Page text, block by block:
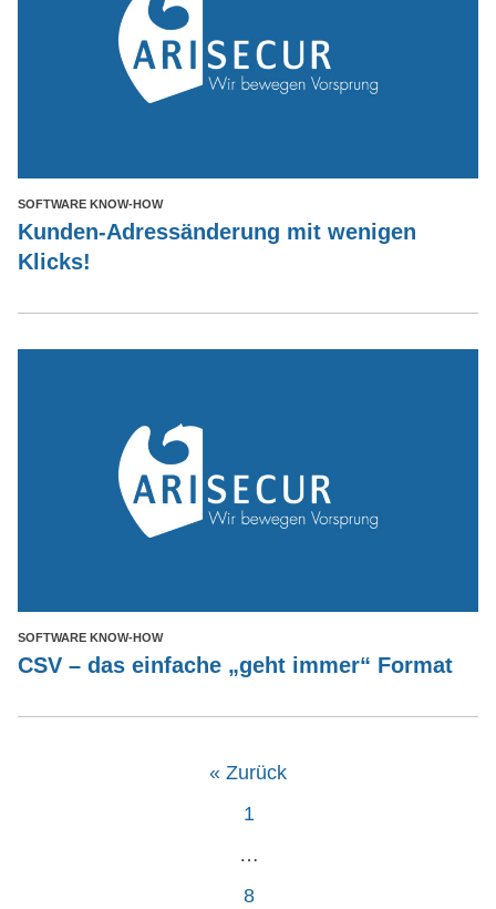
SOFTWARE KNOW-HOW
Kunden-Adressänderung mit wenigen
Klicks!
SOFTWARE KNOW-HOW
CSV – das einfache „geht immer“ Format
« Zurück
1
…
8